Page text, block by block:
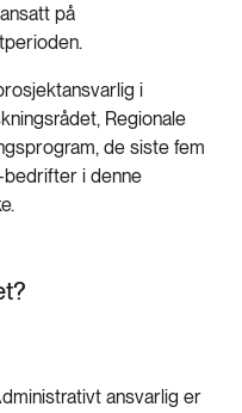
på
i
Regionale
de siste fem
bedrifter i denne
ansvarlig er